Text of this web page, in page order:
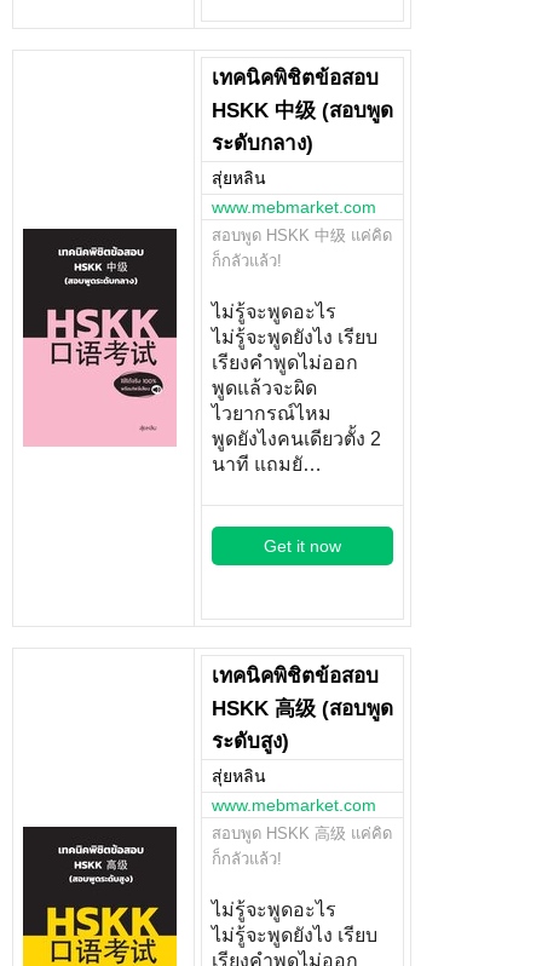
เทคนิคพิชิตข้อสอบ
HSKK 中级 (สอบพูด
ระดับกลาง)
สุ่ยหลิน
www.mebmarket.com
สอบพูด HSKK 中级 แค่คิด
ก็กลัวแล้ว!
ไม่รู้จะพูดอะไร
ไม่รู้จะพูดยังไง เรียบ
เรียงคำพูดไม่ออก
พูดแล้วจะผิด
ไวยากรณ์ไหม
พูดยังไงคนเดียวตั้ง 2
นาที แถมยั…
Get it now
เทคนิคพิชิตข้อสอบ
HSKK 高级 (สอบพูด
ระดับสูง)
สุ่ยหลิน
www.mebmarket.com
สอบพูด HSKK 高级 แค่คิด
ก็กลัวแล้ว!
ไม่รู้จะพูดอะไร
ไม่รู้จะพูดยังไง เรียบ
เรียงคำพูดไม่ออก